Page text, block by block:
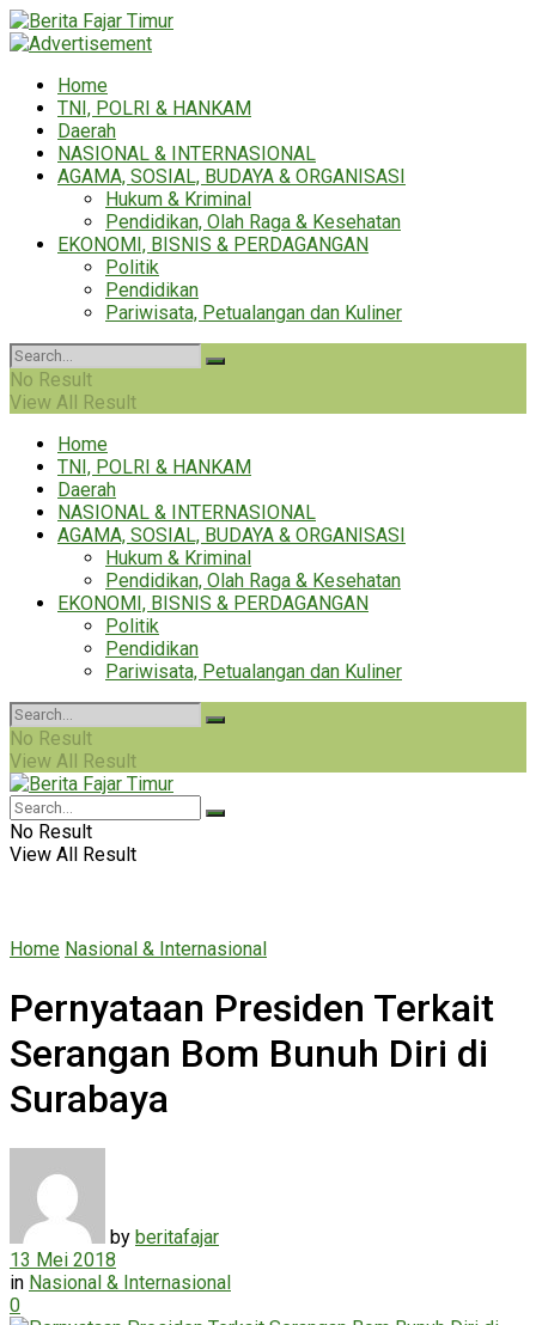
Home
TNI, POLRI & HANKAM
Daerah
NASIONAL & INTERNASIONAL
AGAMA, SOSIAL, BUDAYA & ORGANISASI
Hukum & Kriminal
Pendidikan, Olah Raga & Kesehatan
EKONOMI, BISNIS & PERDAGANGAN
Politik
Pendidikan
Pariwisata, Petualangan dan Kuliner
No Result
View All Result
Home
TNI, POLRI & HANKAM
Daerah
NASIONAL & INTERNASIONAL
AGAMA, SOSIAL, BUDAYA & ORGANISASI
Hukum & Kriminal
Pendidikan, Olah Raga & Kesehatan
EKONOMI, BISNIS & PERDAGANGAN
Politik
Pendidikan
Pariwisata, Petualangan dan Kuliner
No Result
View All Result
No Result
View All Result
Home Nasional & Internasional
Pernyataan Presiden Terkait
Serangan Bom Bunuh Diri di
Surabaya
by beritafajar
13 Mei 2018
in Nasional & Internasional
0